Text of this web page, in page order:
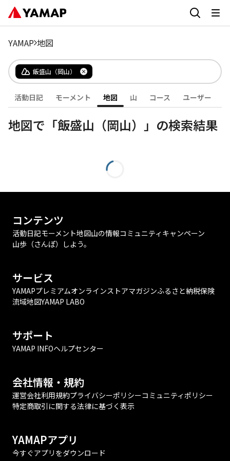
YAMAP 地図
飯盛山（岡山）
活動日記 モーメント 地図 山 コース ユーザー
地図で「飯盛山（岡山）」の検索結果
コンテンツ
活動日記モーメント地図山の情報コミュニティ キャンペーン
山歩（さんぽ）しよう。
サービス
YAMAPプレミアムオンラインストアマガジンふるさと納税保険
流域地図YAMAP LABO
サポート
YAMAP INFOヘルプセンター
会社情報・規約
運営会社利用規約プライバシーポリシーコミュニティポリシー
特定商取引に関する法律に基づく表示
YAMAPアプリ
今すぐアプリをダウンロード